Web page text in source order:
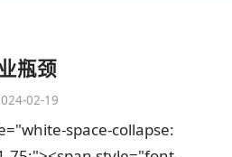
瓶颈
02-19
space-collapse: